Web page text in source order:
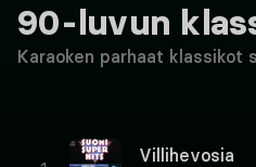
90-luvun
Karaoken parhaat klassikot
Villihevosia